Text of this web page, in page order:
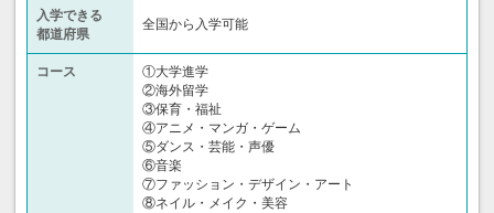
入学できる
都道府県
全国から入学可能
コース
①大学進学
②海外留学
③保育・福祉
④アニメ・マンガ・ゲーム
⑤ダンス・芸能・声優
⑥音楽
⑦ファッション・デザイン・アート
⑧ネイル・メイク・美容